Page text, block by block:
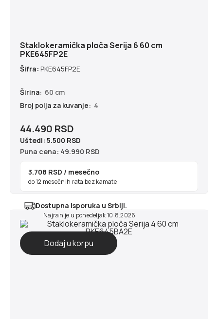
Staklokeramička ploča Serija 6 60 cm
PKE645FP2E
Šifra: PKE645FP2E
Širina: 60 cm
Broj polja za kuvanje: 4
44.490 RSD
Uštedi: 5.500 RSD
Puna cena: 49.990 RSD
3.708 RSD / mesečno
do 12 mesečnih rata bez kamate
Dostupna isporuka u Srbiji.
Najranije u ponedeljak 10.8.2026